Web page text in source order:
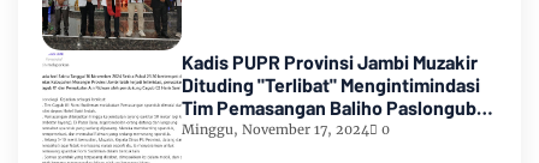
Kadis PUPR Provinsi Jambi Muzakir
Dituding "Terlibat" Mengintimindasi
Tim Pemasangan Baliho Paslongub
Romi-Sudirman
Minggu, November 17, 2024 0